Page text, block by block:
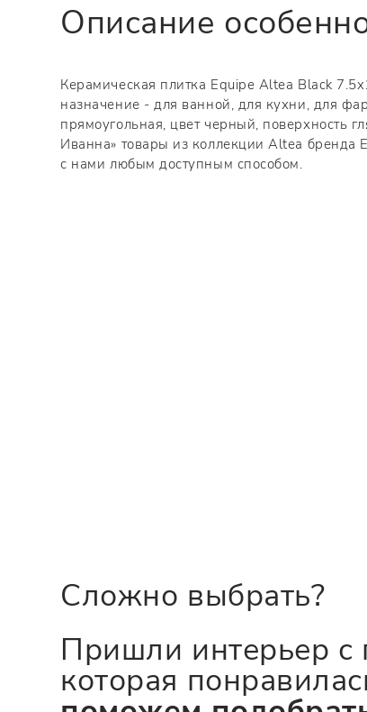
Описание
Керамическая плитка Equipe Altea Black
назначение - для ванной, для кухни, для
прямоугольная, цвет черный, поверхность
Иванна» товары из коллекции Altea бренда
с нами любым доступным способом.
Сложно выбрать?
Пришли интерьер с
которая